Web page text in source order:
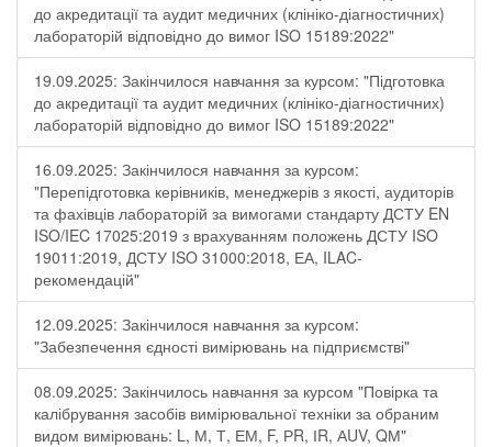
до акредитації та аудит медичних (клініко-діагностичних)
лабораторій відповідно до вимог ISO 15189:2022"
19.09.2025: Закінчилося навчання за курсом: "Підготовка
до акредитації та аудит медичних (клініко-діагностичних)
лабораторій відповідно до вимог ISO 15189:2022"
16.09.2025: Закінчилося навчання за курсом:
"Перепідготовка керівників, менеджерів з якості, аудиторів
та фахівців лабораторій за вимогами стандарту ДСТУ EN
ISO/IEC 17025:2019 з врахуванням положень ДСТУ ISO
19011:2019, ДСТУ ISO 31000:2018, ЕА, ILAC-
рекомендацій"
12.09.2025: Закінчилося навчання за курсом:
"Забезпечення єдності вимірювань на підприємстві"
08.09.2025: Закінчилось навчання за курсом "Повірка та
калібрування засобів вимірювальної техніки за обраним
видом вимірювань: L, М, Т, ЕМ, F, РR, ІR, АUV, QМ"